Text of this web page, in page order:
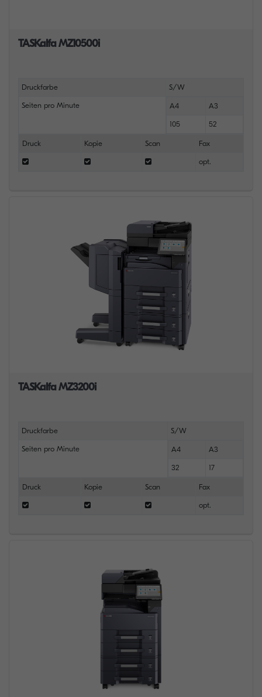
TASKalfa MZ10500i
Druckfarbe S/W
Seiten pro Minute A4 A3
105 52
Druck Kopie Scan Fax
opt.
TASKalfa MZ3200i
Druckfarbe S/W
Seiten pro Minute A4 A3
32 17
Druck Kopie Scan Fax
opt.